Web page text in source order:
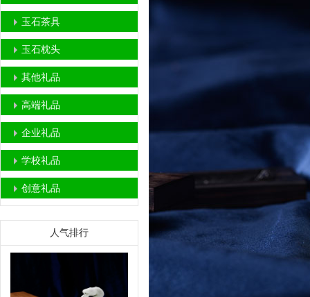
玉石茶具
玉石枕头
其他礼品
高端礼品
企业礼品
学校礼品
创意礼品
人气排行